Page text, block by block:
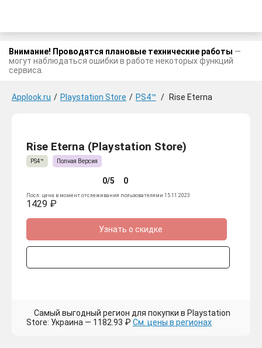
Внимание! Проводятся плановые технические работы —
могут наблюдаться ошибки в работе некоторых функций
сервиса.
Applook.ru / Playstation Store / PS4™ / Rise Eterna
Rise Eterna (Playstation Store)
PS4™ Полная Версия
0/5 0
Посл. цена в момент отслеживания пользователями 15.11.2023
1429 ₽
Узнать о скидке
Самый выгодный регион для покупки в Playstation
Store: Украина — 1182.93 ₽ См. цены в регионах